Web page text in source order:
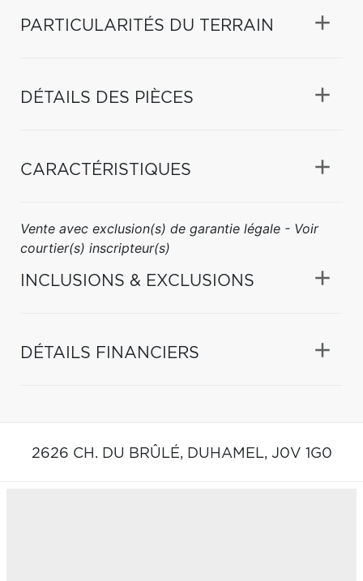
PARTICULARITÉS DU TERRAIN
DÉTAILS DES PIÈCES
CARACTÉRISTIQUES
Vente avec exclusion(s) de garantie légale - Voir
courtier(s) inscripteur(s)
INCLUSIONS & EXCLUSIONS
DÉTAILS FINANCIERS
2626 CH. DU BRÛLÉ, DUHAMEL, J0V 1G0